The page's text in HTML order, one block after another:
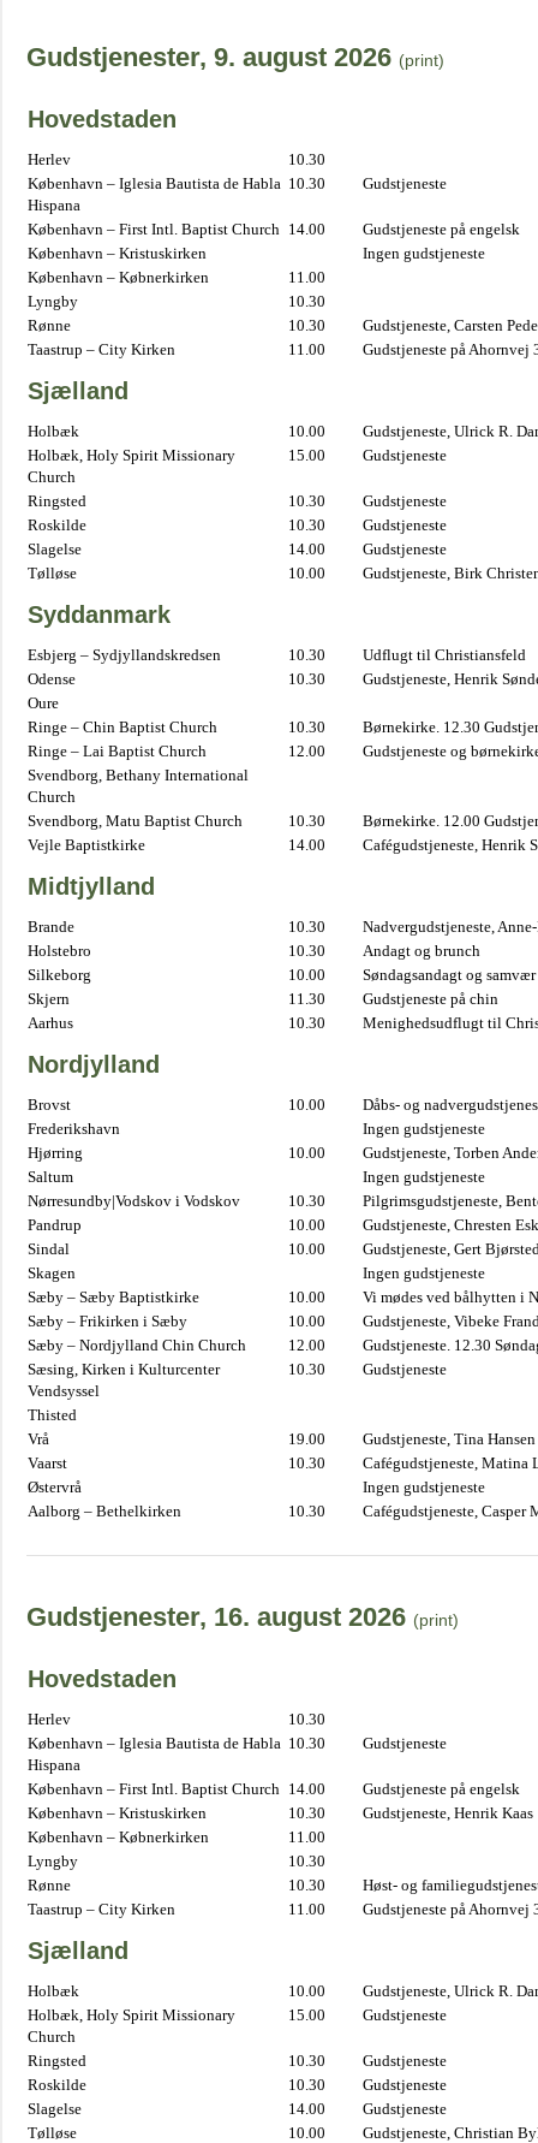
Gudstjenester, 9. august 2026 (print)
Hovedstaden
Herlev
10.30
København – Iglesia Bautista de Habla
Hispana
10.30 Gudstjeneste
København – First Intl. Baptist Church 14.00
Gudstjeneste på engelsk
København – Kristuskirken
Ingen gudstjeneste
København – Købnerkirken
11.00
Lyngby
10.30
Rønne
10.30
Gudstjeneste, Carsten
Taastrup – City Kirken
11.00 Gudstjeneste på Ahornvej
Sjælland
Holbæk 10.00
Gudstjeneste, Ulrick R.
Holbæk, Holy Spirit Missionary
Church
15.00 Gudstjeneste
Ringsted 10.30
Gudstjeneste
Roskilde
10.30
Gudstjeneste
Slagelse
14.00
Gudstjeneste
Tølløse
10.00 Gudstjeneste, Birk
Syddanmark
Esbjerg – Sydjyllandskredsen 10.30
Udflugt til Christiansfeld
Odense
10.30
Gudstjeneste, Henrik
Oure
Ringe – Chin Baptist Church
10.30
Børnekirke. 12.30
Ringe – Lai Baptist Church
12.00
Gudstjeneste og
Svendborg, Bethany International
Church
Svendborg, Matu Baptist Church
10.30
Børnekirke. 12.00
Vejle Baptistkirke
14.00 Cafégudstjeneste, Henrik
Midtjylland
Brande 10.30
Nadvergudstjeneste,
Holstebro
10.30
Andagt og brunch
Silkeborg
10.00
Søndagsandagt og samvær
Skjern
11.30
Gudstjeneste på chin
Aarhus
10.30 Menighedsudflugt til
Nordjylland
Brovst 10.00
Dåbs- og
Frederikshavn
Ingen gudstjeneste
Hjørring
10.00
Gudstjeneste, Torben
Saltum
Ingen gudstjeneste
Nørresundby|Vodskov i Vodskov
10.30
Pilgrimsgudstjeneste,
Pandrup
10.00
Gudstjeneste, Chresten
Sindal
10.00
Gudstjeneste, Gert
Skagen
Ingen gudstjeneste
Sæby – Sæby Baptistkirke
10.00
Vi mødes ved bålhytten i
Sæby – Frikirken i Sæby
10.00
Gudstjeneste, Vibeke
Sæby – Nordjylland Chin Church
12.00
Gudstjeneste. 12.30
Sæsing, Kirken i Kulturcenter
Vendsyssel
10.30 Gudstjeneste
Thisted
Vrå
19.00
Gudstjeneste, Tina Hansen
Vaarst
10.30
Cafégudstjeneste, Matina
Østervrå
Ingen gudstjeneste
Aalborg – Bethelkirken
10.30 Cafégudstjeneste, Casper
Gudstjenester, 16. august 2026 (print)
Hovedstaden
Herlev
10.30
København – Iglesia Bautista de Habla
Hispana
10.30 Gudstjeneste
København – First Intl. Baptist Church 14.00
Gudstjeneste på engelsk
København – Kristuskirken
10.30
Gudstjeneste, Henrik Kaas
København – Købnerkirken
11.00
Lyngby
10.30
Rønne
10.30
Høst- og
Taastrup – City Kirken
11.00 Gudstjeneste på Ahornvej
Sjælland
Holbæk 10.00
Gudstjeneste, Ulrick R.
Holbæk, Holy Spirit Missionary
Church
15.00 Gudstjeneste
Ringsted 10.30
Gudstjeneste
Roskilde
10.30
Gudstjeneste
Slagelse
14.00
Gudstjeneste
Tølløse
10.00 Gudstjeneste, Christian